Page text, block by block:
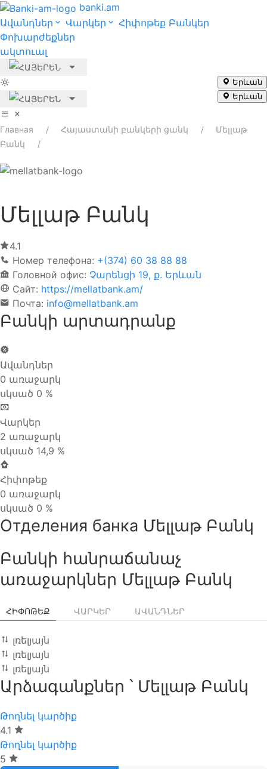
banki.am
Ավանդներ
Վարկեր Հիփոթեք Բանկեր
Փոխարժեքներ
ակտուալ
Երևան
Երևան
Главная Հայաստանի բանկերի ցանկ
Մելլաթ
Բանկ
Մելլաթ Բանկ
4.1
Номер телефона: +(374) 60 38 88 88
Головной офис: Չարենցի 19, ք. Երևան
Сайт: https://mellatbank.am/
Почта: info@mellatbank.am
Բանկի արտադրանք
Ավանդներ
0 առաջարկ
սկսած 0 %
Մելլաթ
Բանկ
—
Ավանդներ
(0
առաջարկ)
Վարկեր
2 առաջարկ
սկսած 14,9 %
Մելլաթ
Բանկ
—
Վարկեր
(2
առաջարկ)
Հիփոթեք
0 առաջարկ
սկսած 0 %
Մելլաթ
Բանկ
—
Հիփոթեք
(0
Отделения банка Մելլաթ Բանկ
Բանկի հանրաճանաչ
առաջարկներ Մելլաթ Բանկ
ՀԻՓՈԹԵՔ ՎԱՐԿԵՐ ԱՎԱՆԴՆԵՐ
լռելյայն
լռելյայն
լռելյայն
Արձագանքներ ՝ Մելլաթ Բանկ
Թողնել կարծիք
4.1
Թողնել կարծիք
5